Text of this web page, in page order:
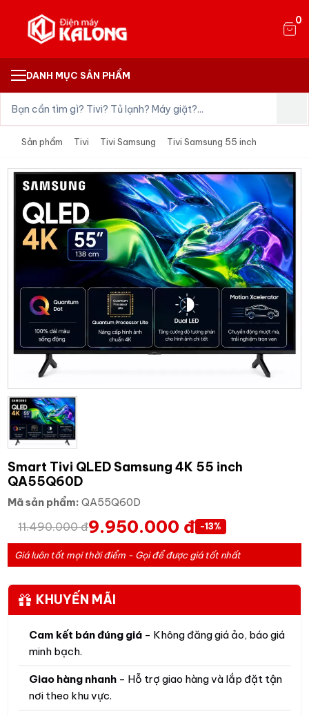
0
DANH MỤC SẢN PHẨM
Sản phẩm Tivi Tivi Samsung Tivi Samsung 55 inch
Smart Tivi QLED Samsung 4K 55 inch
QA55Q60D
Mã sản phẩm:QA55Q60D
11.490.000 đ9.950.000 đ -13%
Giá luôn tốt mọi thời điểm - Gọi để được giá tốt nhất
KHUYẾN MÃI
Cam kết bán đúng giá - Không đăng giá ảo, báo giá
minh bạch.
Giao hàng nhanh - Hỗ trợ giao hàng và lắp đặt tận
nơi theo khu vực.